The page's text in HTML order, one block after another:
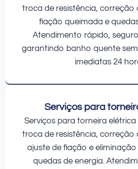
troca de resistência, correção
fiação queimada e
Atendimento rápido,
garantindo banho quente
imediatas 24
Serviços para
Serviços para torneira
troca de resistência, correção
ajuste de fiação e
quedas de energia.